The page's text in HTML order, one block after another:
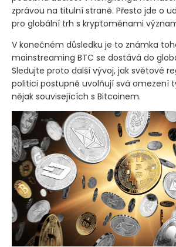
zprávou na titulní straně. Přesto jde o
pro globální trh s kryptoměnami
V konečném důsledku je to známka
mainstreaming BTC se dostává do
Sledujte proto další vývoj, jak světové
politici postupně uvolňují svá omezení
nějak souvisejících s Bitcoinem.